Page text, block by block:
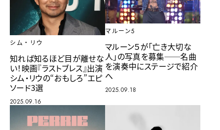
シム・リウ
知れば知るほど目が離せな
い！映画『ラストブレス』出演
シム・リウの“おもしろ”エピ
ソード3選
2025.09.16
マルーン5
マルーン５が「亡き大切な
人」の写真を募集──名曲
を演奏中にステージで紹介
へ
2025.09.18